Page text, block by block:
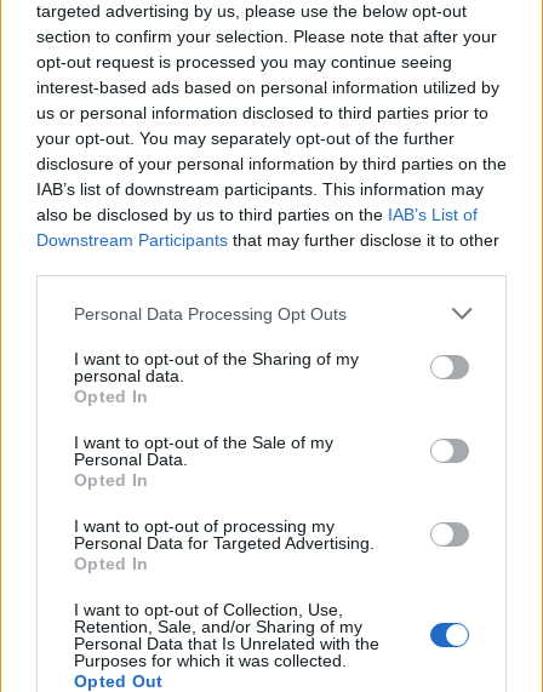
targeted advertising by us, please use the below opt-out
section to confirm your selection. Please note that after your
opt-out request is processed you may continue seeing
interest-based ads based on personal information utilized by
us or personal information disclosed to third parties prior to
your opt-out. You may separately opt-out of the further
disclosure of your personal information by third parties on the
IAB’s list of downstream participants. This information may
also be disclosed by us to third parties on the IAB’s List of
Downstream Participants that may further disclose it to other
Personal Data Processing Opt Outs
I want to opt-out of the Sharing of my
personal data.
Opted In
I want to opt-out of the Sale of my
Personal Data.
Opted In
I want to opt-out of processing my
Personal Data for Targeted Advertising.
Opted In
I want to opt-out of Collection, Use,
Retention, Sale, and/or Sharing of my
Personal Data that Is Unrelated with the
Purposes for which it was collected.
Opted Out